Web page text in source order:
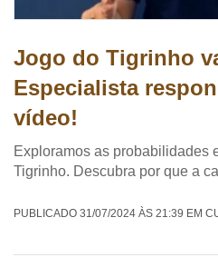
Jogo do Tigrinho
Especialista
vídeo!
Exploramos as probabilidades
Tigrinho. Descubra por que a
PUBLICADO 31/07/2024 ÀS 21:39 EM